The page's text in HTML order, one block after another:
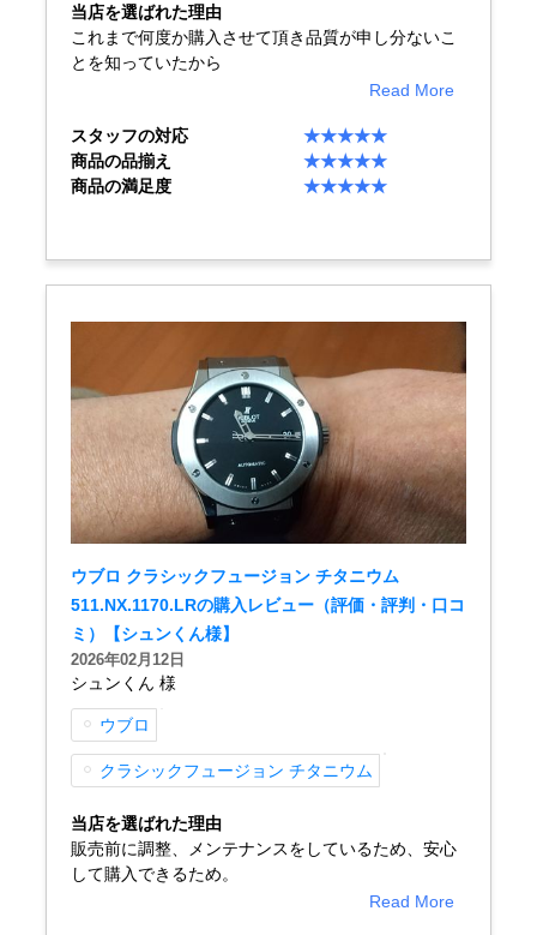
買取・下取りはこちら
買取ご成約者様限定5万円クーポン
75%以上保証！中古商品高価買戻し
修理・メンテナンスをご希望の方
修理・メンテンナンスについて
オーバーホールについて
外装仕上げについて
電池交換について
GINZA RASINについて
お客様の声・口コミ
GINZA RASINの中古腕時計について
スタッフフォト
当店を選ばれた理由
これまで何度か購入させて頂き品質が申し分ないこ
とを知っていたから
Read More
スタッフの対応
★★★★★
商品の品揃え
★★★★★
商品の満足度
★★★★★
ウブロ クラシックフュージョン チタニウム
511.NX.1170.LRの購入レビュー（評価・評判・口コ
ミ）【シュンくん様】
2026年02月12日
シュンくん 様
ウブロ
クラシックフュージョン チタニウム
当店を選ばれた理由
販売前に調整、メンテナンスをしているため、安心
して購入できるため。
Read More